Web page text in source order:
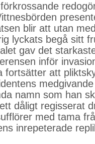
blir att utan
lyckats begå sitt
gav det
inför
fortsätter att
namn som han
dåligt regisserat
med tama
inrepeterade